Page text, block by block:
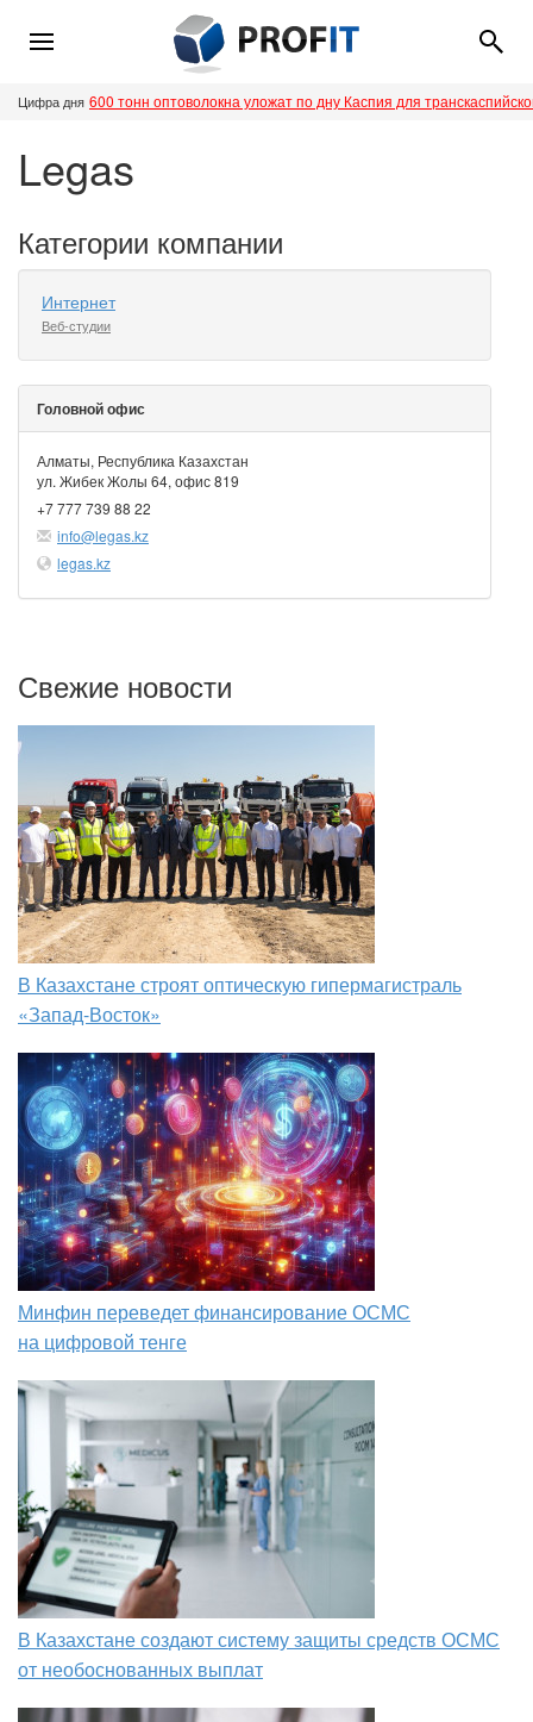
Цифра дня 600 тонн оптоволокна уложат по дну Каспия для
Legas
Категории компании
Интернет
Веб-студии
Головной офис
Алматы, Республика Казахстан
ул. Жибек Жолы 64, офис 819
+7 777 739 88 22
info@legas.kz
legas.kz
Свежие новости
В Казахстане строят оптическую гипермагистраль
«Запад-Восток»
Минфин переведет финансирование ОСМС
на цифровой тенге
В Казахстане создают систему защиты средств ОСМС
от необоснованных выплат